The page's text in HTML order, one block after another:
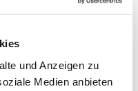
und Anzeigen zu
Medien anbieten
€ incl.